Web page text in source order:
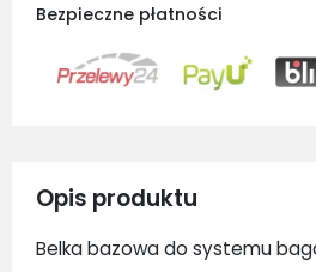
Bezpieczne płatności
Opis produktu
Belka bazowa do systemu